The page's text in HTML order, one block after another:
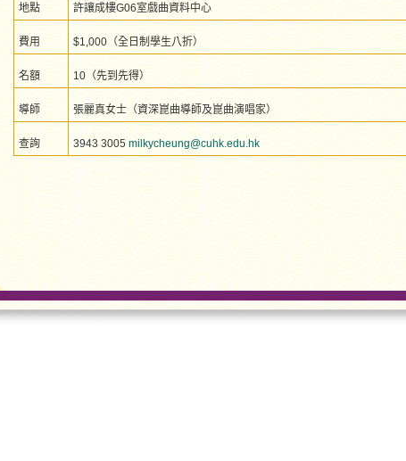
地點 許讓成樓G06室戲曲資料中心
費用 $1,000（全日制學生八折）
名額 10（先到先得）
導師 張麗真女士（資深崑曲導師及崑曲演唱家）
查詢 3943 3005 milkycheung@cuhk.edu.hk